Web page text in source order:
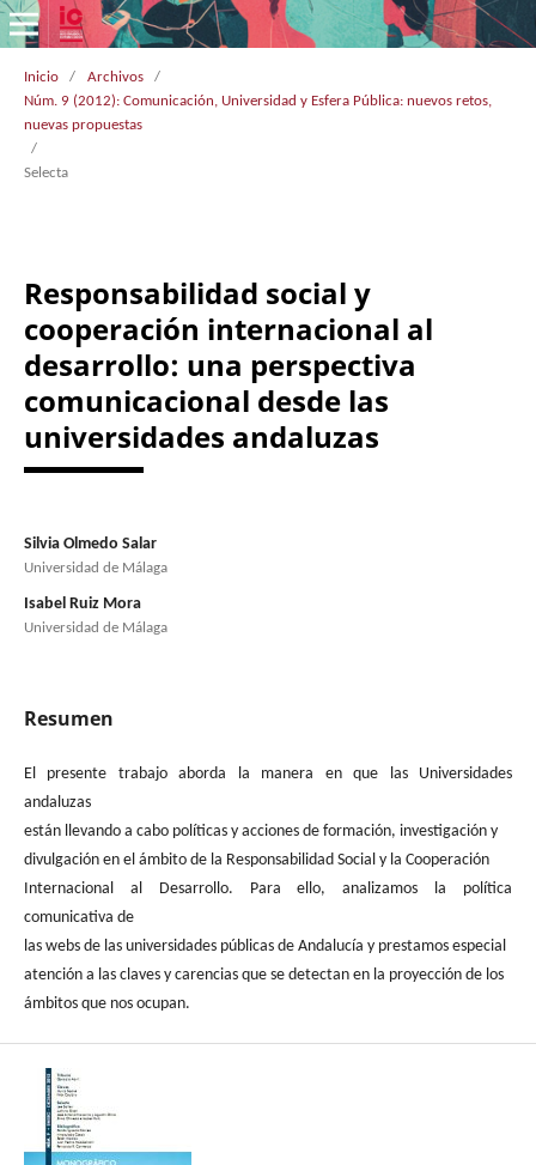
Inicio / Archivos
/
Núm. 9 (2012): Comunicación, Universidad y Esfera Pública: nuevos retos,
nuevas propuestas
/
Selecta
Responsabilidad social y
cooperación internacional al
desarrollo: una perspectiva
comunicacional desde las
universidades andaluzas
Silvia Olmedo Salar
Universidad de Málaga
Isabel Ruiz Mora
Universidad de Málaga
Resumen
El presente trabajo aborda la manera en que las Universidades
andaluzas
están llevando a cabo políticas y acciones de formación, investigación y
divulgación en el ámbito de la Responsabilidad Social y la Cooperación
Internacional al Desarrollo. Para ello, analizamos la política
comunicativa de
las webs de las universidades públicas de Andalucía y prestamos especial
atención a las claves y carencias que se detectan en la proyección de los
ámbitos que nos ocupan.